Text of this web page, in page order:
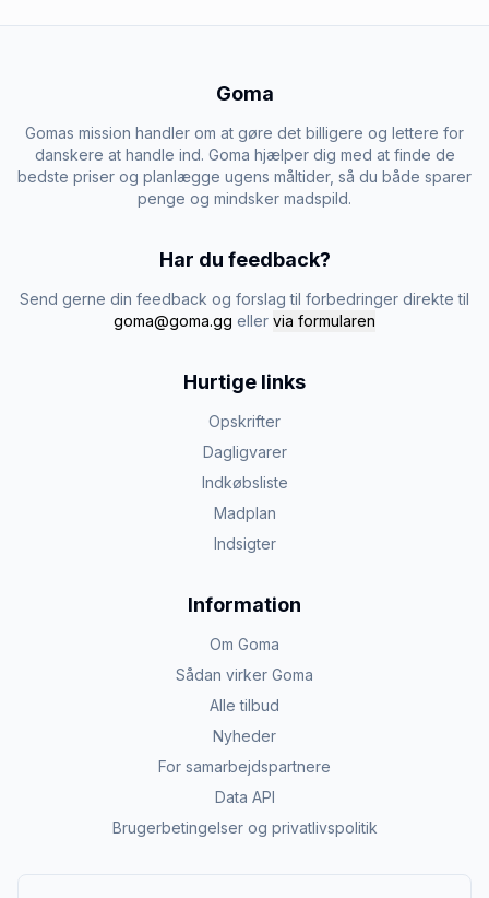
Goma
Gomas mission handler om at gøre det billigere og lettere for
danskere at handle ind. Goma hjælper dig med at finde de
bedste priser og planlægge ugens måltider, så du både sparer
penge og mindsker madspild.
Har du feedback?
Send gerne din feedback og forslag til forbedringer direkte til
goma@goma.gg eller via formularen
Hurtige links
Opskrifter
Dagligvarer
Indkøbsliste
Madplan
Indsigter
Information
Om Goma
Sådan virker Goma
Alle tilbud
Nyheder
For samarbejdspartnere
Data API
Brugerbetingelser og privatlivspolitik